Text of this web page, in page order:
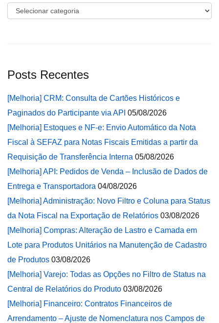
Categorias
Posts Recentes
[Melhoria] CRM: Consulta de Cartões Históricos e
Paginados do Participante via API 05/08/2026
[Melhoria] Estoques e NF-e: Envio Automático da Nota
Fiscal à SEFAZ para Notas Fiscais Emitidas a partir da
Requisição de Transferência Interna 05/08/2026
[Melhoria] API: Pedidos de Venda – Inclusão de Dados de
Entrega e Transportadora 04/08/2026
[Melhoria] Administração: Novo Filtro e Coluna para Status
da Nota Fiscal na Exportação de Relatórios 03/08/2026
[Melhoria] Compras: Alteração de Lastro e Camada em
Lote para Produtos Unitários na Manutenção de Cadastro
de Produtos 03/08/2026
[Melhoria] Varejo: Todas as Opções no Filtro de Status na
Central de Relatórios do Produto 03/08/2026
[Melhoria] Financeiro: Contratos Financeiros de
Arrendamento – Ajuste de Nomenclatura nos Campos de